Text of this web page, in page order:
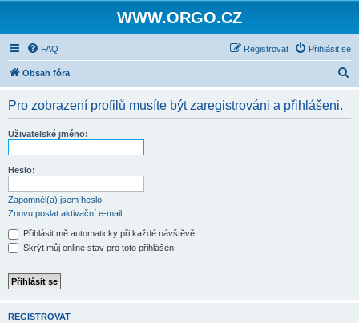
WWW.ORGO.CZ
FAQ Přihlásit se
Registrovat
Obsah fóra
Pro zobrazení profilů musíte být zaregistrováni a přihlášeni.
Uživatelské jméno:
Heslo:
Zapomněl(a) jsem heslo
Znovu poslat aktivační e-mail
Přihlásit mě automaticky při každé návštěvě
Skrýt můj online stav pro toto přihlášení
REGISTROVAT